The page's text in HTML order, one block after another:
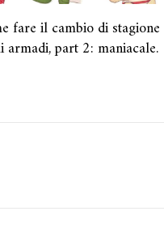
fare il cambio di stagione
armadi, part 2: maniacale.